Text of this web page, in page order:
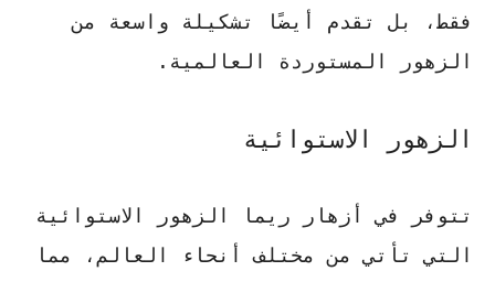
فقط، بل تقدم أيضًا تشكيلة واسعة من
الزهور المستوردة العالمية.
الزهور الاستوائية
تتوفر في أزهار ريما الزهور الاستوائية
التي تأتي من مختلف أنحاء العالم، مما